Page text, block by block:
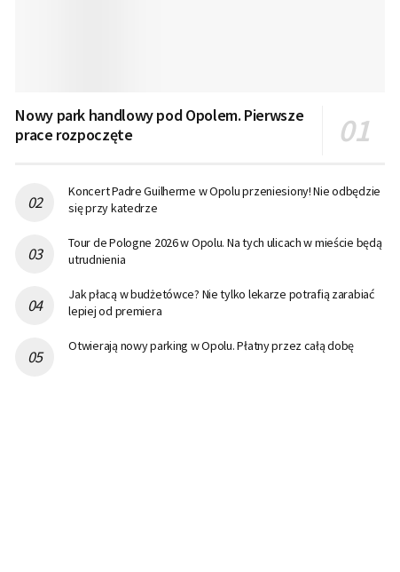
Nowy park handlowy pod Opolem. Pierwsze
prace rozpoczęte
Koncert Padre Guilherme w Opolu przeniesiony! Nie odbędzie
się przy katedrze
Tour de Pologne 2026 w Opolu. Na tych ulicach w mieście będą
utrudnienia
Jak płacą w budżetówce? Nie tylko lekarze potrafią zarabiać
lepiej od premiera
Otwierają nowy parking w Opolu. Płatny przez całą dobę